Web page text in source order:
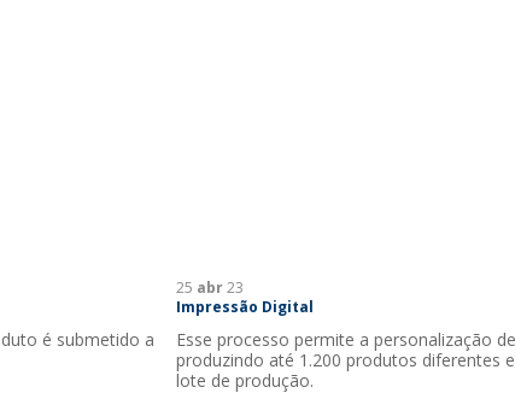
é submetido a
25 abr23
Impressão Digital
Esse processo permite a personalização
produzindo até 1.200 produtos diferentes
lote de produção.